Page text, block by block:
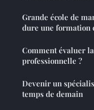
Grande école de
dure une formation
Comment évaluer
professionnelle ?
Devenir un
temps de demain